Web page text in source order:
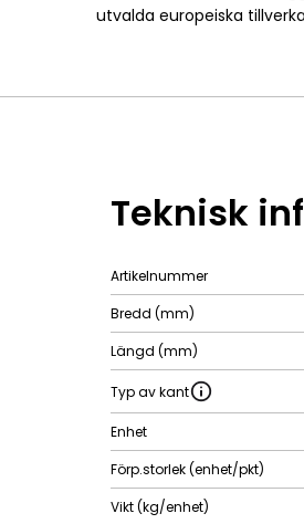
utvalda europeiska
Teknisk
Artikelnummer
Bredd (mm)
Längd (mm)
Typ av kant
Enhet
Förp.storlek (enhet/pkt)
Vikt (kg/enhet)